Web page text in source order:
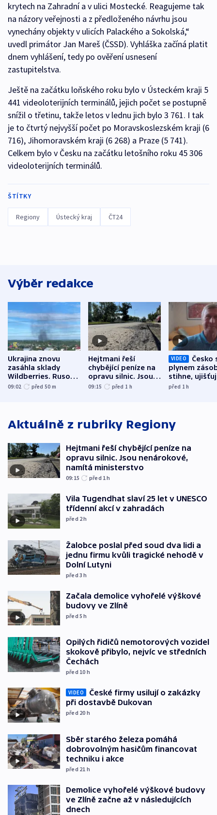
krytech na Zahradní a v ulici Mostecké. Reagujeme tak
na názory veřejnosti a z předloženého návrhu jsou
vynechány objekty v ulicích Palackého a Sokolská,“
uvedl primátor Jan Mareš (ČSSD). Vyhláška začíná platit
dnem vyhlášení, tedy po ověření usnesení
zastupitelstva.
Ještě na začátku loňského roku bylo v Ústeckém kraji 5
441 videoloterijních terminálů, jejich počet se postupně
snížil o třetinu, takže letos v lednu jich bylo 3 761. I tak
je to čtvrtý nejvyšší počet po Moravskoslezském kraji (6
716), Jihomoravském kraji (6 268) a Praze (5 741).
Celkem bylo v Česku na začátku letošního roku 45 306
videoloterijních terminálů.
ŠTÍTKY
Regiony Ústecký kraj ČT24
Výběr redakce
Ukrajina znovu
zasáhla sklady
Wildberries. Rusové
útočili v Charkovské
09:02 před 50 m
Hejtmani řeší
chybějící peníze na
opravu silnic. Jsou
nenárokové, namítá
09:15 před 1 h
VIDEO
Česko
plynem
stihne,
expert.
před 1h
Aktuálně z rubriky Regiony
Hejtmani řeší chybějící peníze na
opravu silnic. Jsou nenárokové,
namítá ministerstvo
09:15 před 1h
Vila Tugendhat slaví 25 let v UNESCO
třídenní akcí v zahradách
před 2h
Žalobce poslal před soud dva lidi a
jednu firmu kvůli tragické nehodě v
Dolní Lutyni
před 3h
Začala demolice vyhořelé výškové
budovy ve Zlíně
před 5h
Opilých řidičů nemotorových vozidel
skokově přibylo, nejvíc ve středních
Čechách
před 10 h
VIDEO
České firmy usilují o zakázky
při dostavbě Dukovan
před 20 h
Sběr starého železa pomáhá
dobrovolným hasičům financovat
techniku i akce
před 21 h
Demolice vyhořelé výškové budovy
ve Zlíně začne až v následujících
dnech